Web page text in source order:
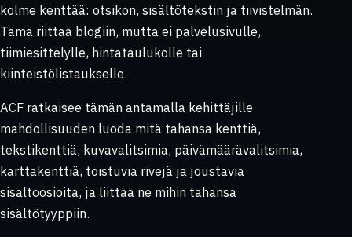
kolme kenttää: otsikon, sisältötekstin ja tiivistelmän.
Tämä riittää blogiin, mutta ei palvelusivulle,
tiimiesittelylle, hintataulukolle tai
kiinteistölistaukselle.
ACF ratkaisee tämän antamalla kehittäjille
mahdollisuuden luoda mitä tahansa kenttiä,
tekstikenttiä, kuvavalitsimia, päivämäärävalitsimia,
karttakenttiä, toistuvia rivejä ja joustavia
sisältöosioita, ja liittää ne mihin tahansa
sisältötyyppiin.